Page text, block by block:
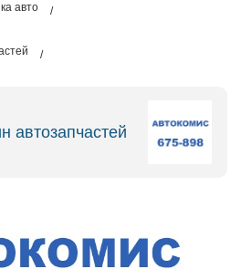
авто
автозапчастей